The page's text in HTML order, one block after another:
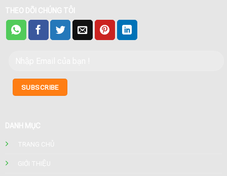
THEO DÕI CHÚNG TÔI
DANH MỤC
TRANG CHỦ
GIỚI THIỆU